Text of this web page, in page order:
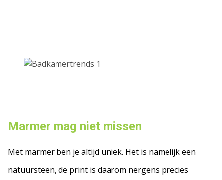
Marmer mag niet missen
Met marmer ben je altijd uniek. Het is namelijk een
natuursteen, de print is daarom nergens precies